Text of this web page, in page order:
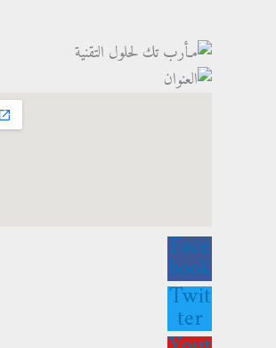
Face
book
Twit
ter